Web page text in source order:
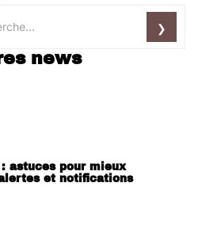
news
astuces pour mieux
et notifications